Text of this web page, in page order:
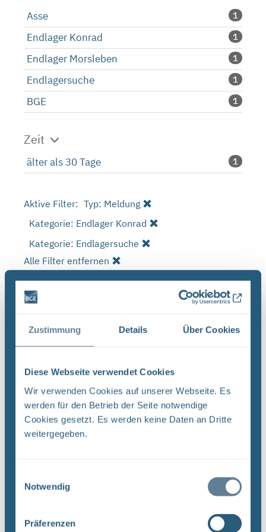
Zustimmung Details Über Cookies
Diese Webseite verwendet Cookies
Wir verwenden Cookies auf unserer Webseite. Es
werden für den Betrieb der Seite notwendige
Cookies gesetzt. Es werden keine Daten an Dritte
weitergegeben.
Notwendig
Präferenzen
Asse 1
Endlager Konrad 1
Endlager Morsleben 1
Endlagersuche 1
BGE 1
Zeit
älter als 30 Tage 1
Aktive Filter: Typ: Meldung
Kategorie: Endlager Konrad
Kategorie: Endlagersuche
Alle Filter entfernen
Es wurde 1 Ergebnis in 0 Millisekunden gefunden.
Zeige Ergebnisse 1 bis 1 von 1.
Ergebnisse pro Seite:
Sortieren nach
Neugier, Skepsis, Verständnis und viele Fragen
Unterlagenbehörde und dem Bundesamt für
Strahlenschutz (BfS) hat die Bundesgesellschaft